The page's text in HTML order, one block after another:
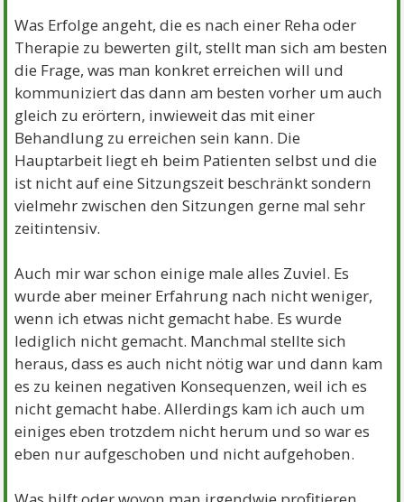
Was Erfolge angeht, die es nach einer Reha oder
Therapie zu bewerten gilt, stellt man sich am besten
die Frage, was man konkret erreichen will und
kommuniziert das dann am besten vorher um auch
gleich zu erörtern, inwieweit das mit einer
Behandlung zu erreichen sein kann. Die
Hauptarbeit liegt eh beim Patienten selbst und die
ist nicht auf eine Sitzungszeit beschränkt sondern
vielmehr zwischen den Sitzungen gerne mal sehr
zeitintensiv.
Auch mir war schon einige male alles Zuviel. Es
wurde aber meiner Erfahrung nach nicht weniger,
wenn ich etwas nicht gemacht habe. Es wurde
lediglich nicht gemacht. Manchmal stellte sich
heraus, dass es auch nicht nötig war und dann kam
es zu keinen negativen Konsequenzen, weil ich es
nicht gemacht habe. Allerdings kam ich auch um
einiges eben trotzdem nicht herum und so war es
eben nur aufgeschoben und nicht aufgehoben.